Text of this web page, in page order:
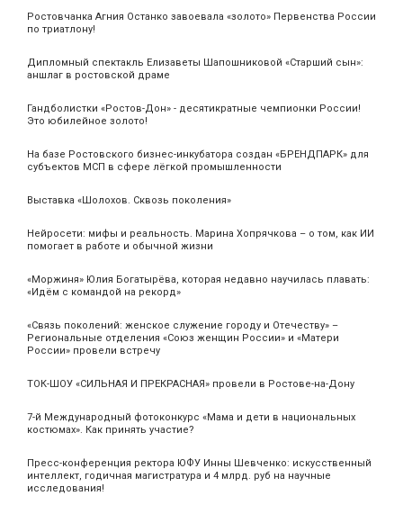
Ростовчанка Агния Останко завоевала «золото» Первенства России
по триатлону!
Дипломный спектакль Елизаветы Шапошниковой «Старший сын»:
аншлаг в ростовской драме
Гандболистки «Ростов-Дон» - десятикратные чемпионки России!
Это юбилейное золото!
На базе Ростовского бизнес-инкубатора создан «БРЕНДПАРК» для
субъектов МСП в сфере лёгкой промышленности
Выставка «Шолохов. Сквозь поколения»
Нейросети: мифы и реальность. Марина Хопрячкова – о том, как ИИ
помогает в работе и обычной жизни
«Моржиня» Юлия Богатырёва, которая недавно научилась плавать:
«Идём с командой на рекорд»
«Связь поколений: женское служение городу и Отечеству» –
Региональные отделения «Союз женщин России» и «Матери
России» провели встречу
ТОК-ШОУ «СИЛЬНАЯ И ПРЕКРАСНАЯ» провели в Ростове-на-Дону
7-й Международный фотоконкурс «Мама и дети в национальных
костюмах». Как принять участие?
Пресс-конференция ректора ЮФУ Инны Шевченко: искусственный
интеллект, годичная магистратура и 4 млрд. руб на научные
исследования!